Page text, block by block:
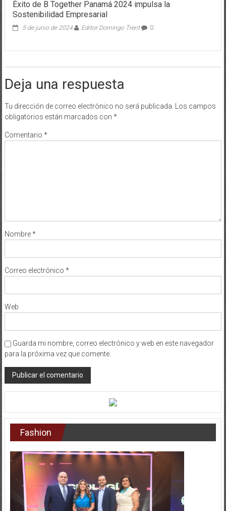
Éxito de B Together Panamá 2024 impulsa la
Sostenibilidad Empresarial
5 de junio de 2024 Editor Domingo Trent 0
Deja una respuesta
Tu dirección de correo electrónico no será publicada.
Los campos
obligatorios están marcados con *
Comentario *
Nombre*
Correo electrónico *
Web
Guarda mi nombre, correo electrónico y web en este navegador
para la próxima vez que comente.
Fashion